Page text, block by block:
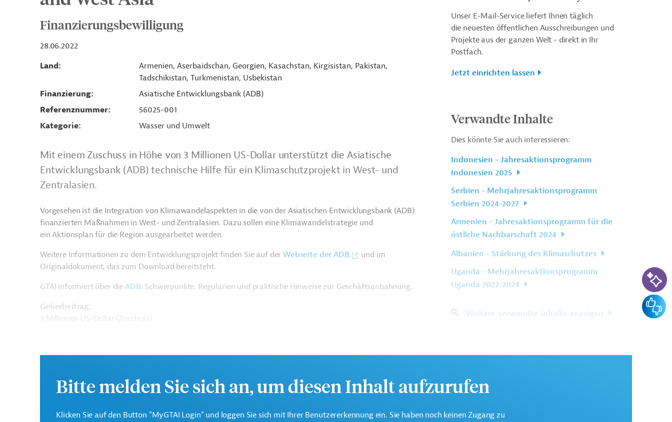
Finanzierungsbewilligung
28.06.2022
Land
Armenien, Aserbaidschan, Georgien, Kasachstan, Kirgisistan, Pakistan,
Tadschikistan, Turkmenistan, Usbekistan
Finanzierung
Asiatische Entwicklungsbank (ADB)
Referenznummer
56025-001
Kategorie
Wasser und Umwelt
Mit einem Zuschuss in Höhe von 3 Millionen US-Dollar unterstützt die Asiatische
Entwicklungsbank (ADB) technische Hilfe für ein Klimaschutzprojekt in West- und
Zentralasien.
Vorgesehen ist die Integration von Klimawandelaspekten in die von der Asiatischen Entwicklungsbank (ADB)
finanzierten Maßnahmen in West- und Zentralasien. Dazu sollen eine Klimawandelstrategie und
ein Aktionsplan für die Region ausgearbeitet werden.
Weitere Informationen zu dem Entwicklungsprojekt finden Sie auf derWebseite der ADB
und im
Originaldokument, das zum Download bereitsteht.
GTAI informiert über die ADB: Schwerpunkte, Regularien und praktische Hinweise zur Geschäftsanbahnung.
Geberbeitrag:
3 Millionen US-Dollar (Zuschuss)
Kontaktadresse
Asiatische
Die ADB ist die wichtigste multilaterale Finanzierungsinstitution für Projekte in der
Unser E-Mail-Service liefert Ihnen täglich
die neuesten öffentlichen Ausschreibungen und
Projekte aus der ganzen Welt - direkt in Ihr
Postfach.
Jetzt einrichten lassen
Verwandte Inhalte
Dies könnte Sie auch interessieren:
Indonesien - Jahresaktionsprogramm
Indonesien 2025
Serbien - Mehrjahresaktionsprogramm
Serbien 2024-2027
Armenien - Jahresaktionsprogramm für die
östliche Nachbarschaft 2024
Albanien - Stärkung des Klimaschutzes
Uganda - Mehrjahresaktionsprogramm
Uganda 2022-2024
Weitere verwandte Inhalte anzeigen
Bitte melden Sie sich an, um diesen Inhalt aufzurufen
Klicken Sie auf den Button "MyGTAI Login" und loggen Sie sich mit Ihrer Benutzererkennung ein. Sie haben noch keinen Zugang zu
KI-